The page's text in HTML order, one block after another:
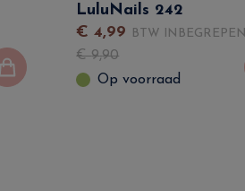
LuluNails 242
€4,99 BTW INBEGREPEN
€9,90
Op voorraad